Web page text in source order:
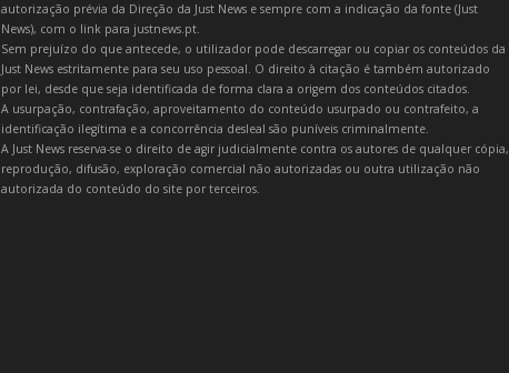
autorização prévia da Direção da Just News e sempre com a indicação da fonte (Just
News), com o link para justnews.pt.
Sem prejuízo do que antecede, o utilizador pode descarregar ou copiar os conteúdos da
Just News estritamente para seu uso pessoal. O direito à citação é também autorizado
por lei, desde que seja identificada de forma clara a origem dos conteúdos citados.
A usurpação, contrafação, aproveitamento do conteúdo usurpado ou contrafeito, a
identificação ilegítima e a concorrência desleal são puníveis criminalmente.
A Just News reserva-se o direito de agir judicialmente contra os autores de qualquer cópia,
reprodução, difusão, exploração comercial não autorizadas ou outra utilização não
autorizada do conteúdo do site por terceiros.